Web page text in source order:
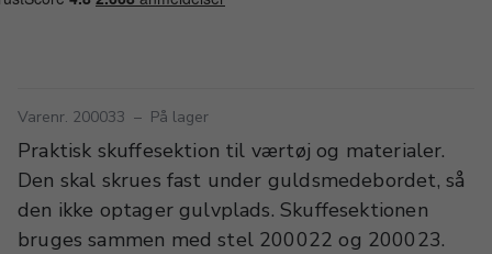
Varenr. 200033 – På lager
Praktisk skuffesektion til værtøj og materialer.
Den skal skrues fast under guldsmedebordet, så
den ikke optager gulvplads. Skuffesektionen
bruges sammen med stel 200022 og 200023.